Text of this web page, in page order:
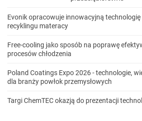
Evonik opracowuje innowacyjną
recyklingu materacy
Free-cooling jako sposób na poprawę
procesów chłodzenia
Poland Coatings Expo 2026 - technologie,
dla branży powłok przemysłowych
Targi ChemTEC okazją do prezentacji